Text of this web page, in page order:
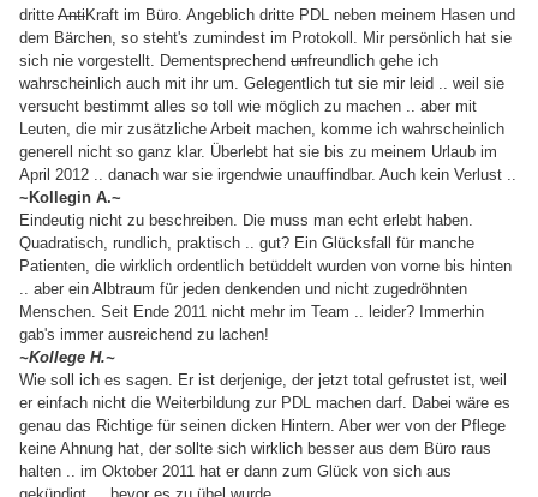
dritte AntiKraft im Büro. Angeblich dritte PDL neben meinem Hasen und
dem Bärchen, so steht's zumindest im Protokoll. Mir persönlich hat sie
sich nie vorgestellt. Dementsprechend unfreundlich gehe ich
wahrscheinlich auch mit ihr um. Gelegentlich tut sie mir leid .. weil sie
versucht bestimmt alles so toll wie möglich zu machen .. aber mit
Leuten, die mir zusätzliche Arbeit machen, komme ich wahrscheinlich
generell nicht so ganz klar. Überlebt hat sie bis zu meinem Urlaub im
April 2012 .. danach war sie irgendwie unauffindbar. Auch kein Verlust ..
~Kollegin A.~
Eindeutig nicht zu beschreiben. Die muss man echt erlebt haben.
Quadratisch, rundlich, praktisch .. gut? Ein Glücksfall für manche
Patienten, die wirklich ordentlich betüddelt wurden von vorne bis hinten
.. aber ein Albtraum für jeden denkenden und nicht zugedröhnten
Menschen. Seit Ende 2011 nicht mehr im Team .. leider? Immerhin
gab's immer ausreichend zu lachen!
~Kollege H.~
Wie soll ich es sagen. Er ist derjenige, der jetzt total gefrustet ist, weil
er einfach nicht die Weiterbildung zur PDL machen darf. Dabei wäre es
genau das Richtige für seinen dicken Hintern. Aber wer von der Pflege
keine Ahnung hat, der sollte sich wirklich besser aus dem Büro raus
halten .. im Oktober 2011 hat er dann zum Glück von sich aus